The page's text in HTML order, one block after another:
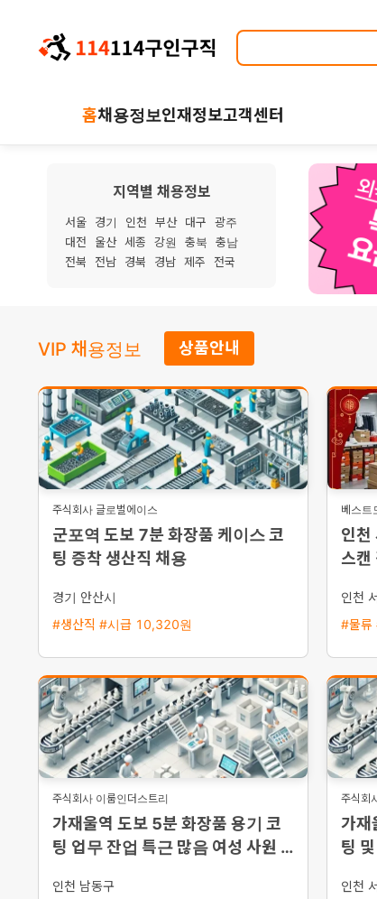
홈채용정보인재정보고객센터
지역별 채용정보
서울 경기 인천 부산 대구
광주
대전
울산 세종 강원 충북
충남
전북
전남 경북 경남 제주 전국
VIP 채용정보 상품안내
주식회사 글로벌에이스
군포역 도보 7분 화장품 케이스 코
팅 증착 생산직 채용
경기 안산시
#생산직 #시급 10,320원
베스트
인천
스캔
인천
#물
주식회사 이룸인더스트리
가재울역 도보 5분 화장품 용기 코
팅 업무 잔업 특근 많음 여성 사원 모
인천 남동구
주식회
가재
팅
인천